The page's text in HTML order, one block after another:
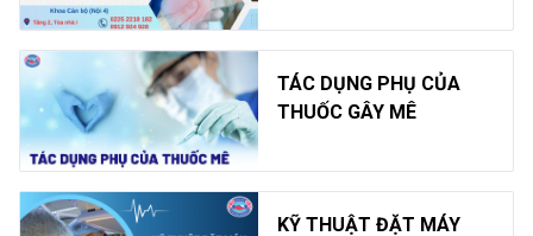
TÁC DỤNG PHỤ CỦA
THUỐC GÂY MÊ
KỸ THUẬT ĐẶT MÁY